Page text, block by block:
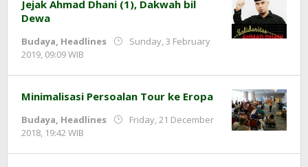
Jejak Ahmad Dhani (1), Dakwah bil
Dewa
Budaya, Headlines
Sunday, 3 February
2019, 09:09 WIB
Prawiranegara
Minimalisasi Persoalan Tour ke Eropa
Budaya, Headlines
Friday, 21 December
2018, 19:42 WIB
Prawiranegara